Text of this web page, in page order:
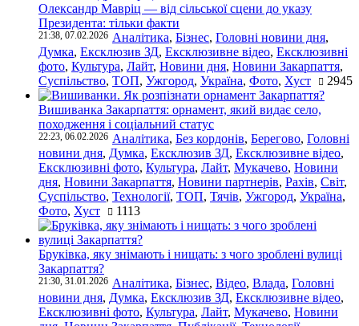
Олександр Мавріц — від сільської сцени до указу
Президента: тільки факти
21:38, 07.02.2026 Аналітика, Бізнес, Головні новини дня,
Думка, Ексклюзив ЗД, Ексклюзивне відео, Ексклюзивні
фото, Культура, Лайт, Новини дня, Новини Закарпаття,
Суспільство, ТОП, Ужгород, Україна, Фото, Хуст 2945
Вишиванка Закарпаття: орнамент, який видає село,
походження і соціальний статус
22:23, 06.02.2026 Аналітика, Без кордонів, Берегово, Головні
новини дня, Думка, Ексклюзив ЗД, Ексклюзивне відео,
Ексклюзивні фото, Культура, Лайт, Мукачево, Новини
дня, Новини Закарпаття, Новини партнерів, Рахів, Світ,
Суспільство, Технології, ТОП, Тячів, Ужгород, Україна,
Фото, Хуст 1113
Бруківка, яку знімають і нищать: з чого зроблені вулиці
Закарпаття?
21:30, 31.01.2026 Аналітика, Бізнес, Відео, Влада, Головні
новини дня, Думка, Ексклюзив ЗД, Ексклюзивне відео,
Ексклюзивні фото, Культура, Лайт, Мукачево, Новини